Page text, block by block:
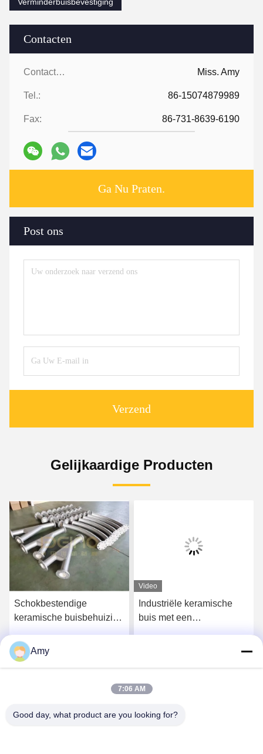
Contacten
Contacten: Miss. Amy
Tel.: 86-15074879989
Fax: 86-731-8639-6190
Ga Nu Praten.
Post ons
Verzend
Gelijkaardige Producten
Schokbestendige
keramische buisbehuizing
mm dikte
Video
Industriële keramische
buis met een
Amy
7:06 AM
Good day, what product are you looking for?